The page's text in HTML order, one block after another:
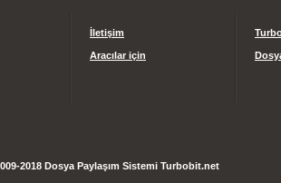
İletişim
Aracılar için
2018 Dosya Paylaşım Sistemi Turbobit.net